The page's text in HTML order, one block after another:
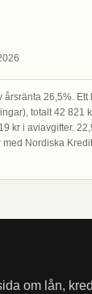
årsränta 26,5%.
totalt 42 821
kr i aviavgifter.
med Nordiska
om lån,